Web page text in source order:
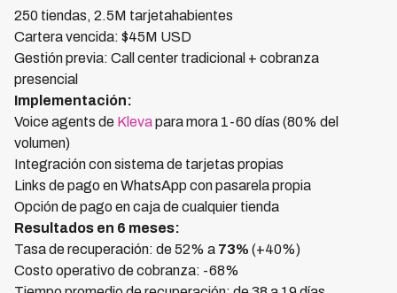
250 tiendas, 2.5M tarjetahabientes
Cartera vencida: $45M USD
Gestión previa: Call center tradicional + cobranza
presencial
Implementación:
Voice agents de Klevapara mora 1-60 días (80% del
volumen)
Integración con sistema de tarjetas propias
Links de pago en WhatsApp con pasarela propia
Opción de pago en caja de cualquier tienda
Resultados en 6 meses:
Tasa de recuperación: de 52% a 73% (+40%)
Costo operativo de cobranza: -68%